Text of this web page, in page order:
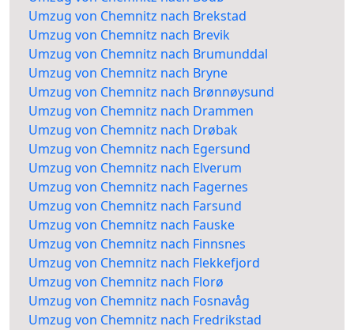
Umzug von Chemnitz nach Brekstad
Umzug von Chemnitz nach Brevik
Umzug von Chemnitz nach Brumunddal
Umzug von Chemnitz nach Bryne
Umzug von Chemnitz nach Brønnøysund
Umzug von Chemnitz nach Drammen
Umzug von Chemnitz nach Drøbak
Umzug von Chemnitz nach Egersund
Umzug von Chemnitz nach Elverum
Umzug von Chemnitz nach Fagernes
Umzug von Chemnitz nach Farsund
Umzug von Chemnitz nach Fauske
Umzug von Chemnitz nach Finnsnes
Umzug von Chemnitz nach Flekkefjord
Umzug von Chemnitz nach Florø
Umzug von Chemnitz nach Fosnavåg
Umzug von Chemnitz nach Fredrikstad